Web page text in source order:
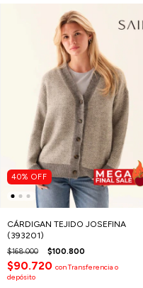
40% OFF
CÁRDIGAN TEJIDO JOSEFINA
(393201)
$168.000 $100.800
$90.720 conTransferencia o
depósito